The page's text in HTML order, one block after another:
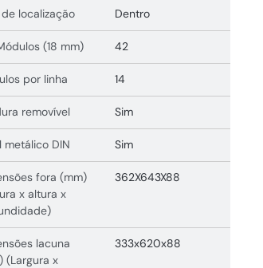
localização Dentro
(18 mm) 42
por linha 14
removível Sim
metálico DIN Sim
fora (mm)
x altura x
362X643X88
lacuna
(Largura x
333x620x88